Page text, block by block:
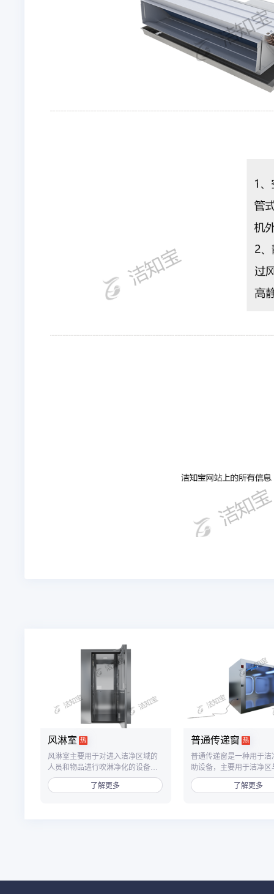
风淋室 热
风淋室主要用于对进入洁净区域的
人员和物品进行吹淋净化的设备，
单人双吹风淋室为双吹风设计，从
两个方向对人员全身进行快速吹
了解更多
普通传递窗 热
普通传递窗是一种用于洁
助设备，主要用于洁净区
之间、洁净区与非洁净
品传递，以减少洁净室的
了解更多